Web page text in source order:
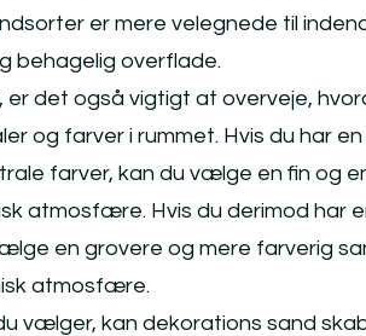
er mere velegnede til
behagelig overflade.
det også vigtigt at overveje,
og farver i rummet. Hvis du har en
farver, kan du vælge en fin og
atmosfære. Hvis du derimod har
en grovere og mere farverig
atmosfære.
vælger, kan dekorations sand